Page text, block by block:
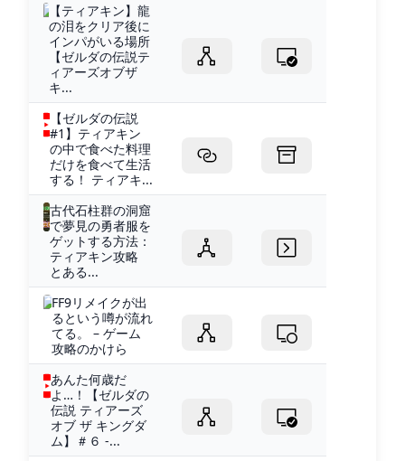
【ティアキン】龍
の泪をクリア後に
インパがいる場所
【ゼルダの伝説テ
ィアーズオブザ
キ...
【ゼルダの伝説
#1】ティアキン
の中で食べた料理
だけを食べて生活
する！ ティアキ...
古代石柱群の洞窟
で夢見の勇者服を
ゲットする方法：
ティアキン攻略
とある...
FF9リメイクが出
るという噂が流れ
てる。 – ゲーム
攻略のかけら
あんた何歳だ
よ…！【ゼルダの
伝説 ティアーズ
オブ ザ キングダ
ム】＃６ -...